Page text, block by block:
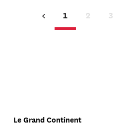
1 2 3
Le Grand Continent